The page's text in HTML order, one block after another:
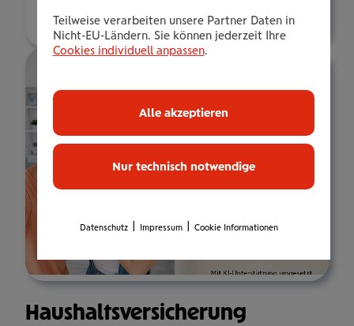
Haus­halts­ver­si­che­rung
Teilweise verarbeiten unsere Partner Daten in
Nicht-EU-Ländern. Sie können jederzeit Ihre
Cookies individuell anpassen.
Nur technisch notwendige
Alle akzeptieren
Datenschutz Impressum Cookie Informationen